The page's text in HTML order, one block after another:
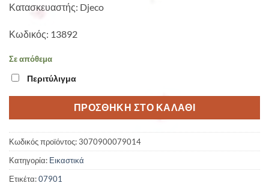
Κατασκευαστής: Djeco
Κωδικός: 13892
Σε απόθεμα
Περιτύλιγμα
ΠΡΟΣΘΉΚΗ ΣΤΟ ΚΑΛΆΘΙ
Κωδικός προϊόντος:3070900079014
Κατηγορία: Εικαστικά
Ετικέτα:07901